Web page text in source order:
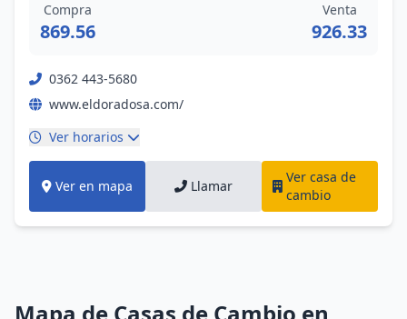
Compra
869.56
Venta
926.33
0362 443-5680
www.eldoradosa.com/
Ver horarios
Ver en mapa Llamar
Ver casa de
cambio